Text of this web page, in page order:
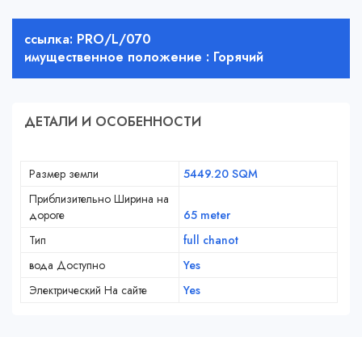
ссылка: PRO/L/070
имущественное положение : Горячий
ДЕТАЛИ И ОСОБЕННОСТИ
Размер земли
5449.20 SQM
Приблизительно Ширина на
дороге
65 meter
Тип
full chanot
вода Доступно
Yes
Электрический На сайте
Yes